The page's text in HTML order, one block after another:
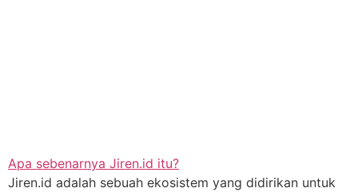
Apa sebenarnya Jiren.id itu?
Jiren.id adalah sebuah ekosistem yang didirikan untuk